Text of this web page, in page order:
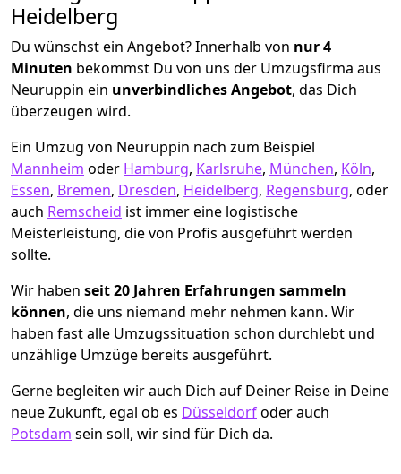
Heidelberg
Du wünschst ein Angebot? Innerhalb von nur 4
Minuten bekommst Du von uns der Umzugsfirma aus
Neuruppin ein unverbindliches Angebot, das Dich
überzeugen wird.
Ein Umzug von Neuruppin nach zum Beispiel
Mannheim oder Hamburg, Karlsruhe, München, Köln,
Essen, Bremen, Dresden, Heidelberg, Regensburg, oder
auch Remscheid ist immer eine logistische
Meisterleistung, die von Profis ausgeführt werden
sollte.
Wir haben seit20 Jahren Erfahrungen sammeln
können, die uns niemand mehr nehmen kann. Wir
haben fast alle Umzugssituation schon durchlebt und
unzählige Umzüge bereits ausgeführt.
Gerne begleiten wir auch Dich auf Deiner Reise in Deine
neue Zukunft, egal ob es Düsseldorfoder auch
Potsdam sein soll, wir sind für Dich da.